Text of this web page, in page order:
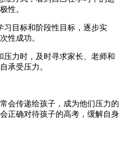
性。
习目标和阶段性目标，逐步实
性成功。
压力时，及时寻求家长、老师和
承受压力。
会传递给孩子，成为他们压力的
正确对待孩子的高考，缓解自身